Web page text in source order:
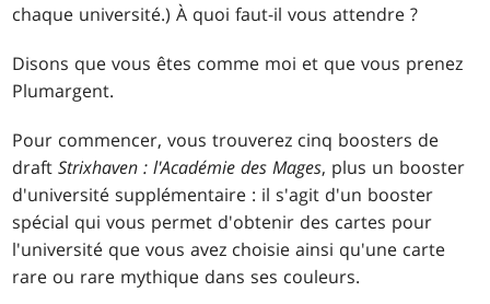
chaque université.) À quoi faut-il vous attendre ?
Disons que vous êtes comme moi et que vous prenez
Plumargent.
Pour commencer, vous trouverez cinq boosters de
draftStrixhaven : l'Académie des Mages, plus un booster
d'université supplémentaire : il s'agit d'un booster
spécial qui vous permet d'obtenir des cartes pour
l'université que vous avez choisie ainsi qu'une carte
rare ou rare mythique dans ses couleurs.